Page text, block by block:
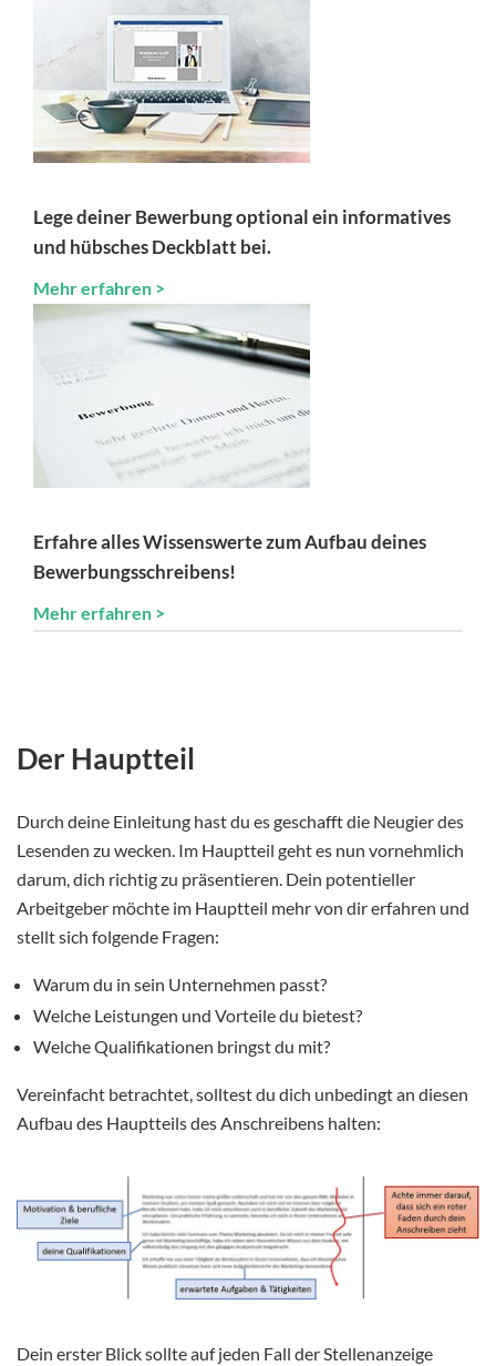
Lege deiner Bewerbung optional ein informatives
und hübsches Deckblatt bei.
Mehr erfahren >
Erfahre alles Wissenswerte zum Aufbau deines
Bewerbungsschreibens!
Mehr erfahren >
Der Hauptteil
Durch deine Einleitung hast du es geschafft die Neugier des
Lesenden zu wecken. Im Hauptteil geht es nun vornehmlich
darum, dich richtig zu präsentieren. Dein potentieller
Arbeitgeber möchte im Hauptteil mehr von dir erfahren und
stellt sich folgende Fragen:
Warum du in sein Unternehmen passt?
Welche Leistungen und Vorteile du bietest?
Welche Qualifikationen bringst du mit?
Vereinfacht betrachtet, solltest du dich unbedingt an diesen
Aufbau des Hauptteils des Anschreibens halten:
Dein erster Blick sollte auf jeden Fall der Stellenanzeige